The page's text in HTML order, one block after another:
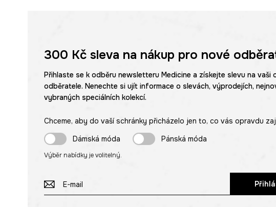
300 Kčsleva na nákup pro nové
Přihlaste se k odběru newsletteru Medicine a získejte slevu na vaši
odběratele. Nenechte si ujít informace o slevách, výprodejích,
vybraných speciálních kolekcí.
Chceme, aby do vaší schránky přicházelo jen to, co vás opravdu
Dámská móda
Pánská móda
Výběr nabídky je volitelný.